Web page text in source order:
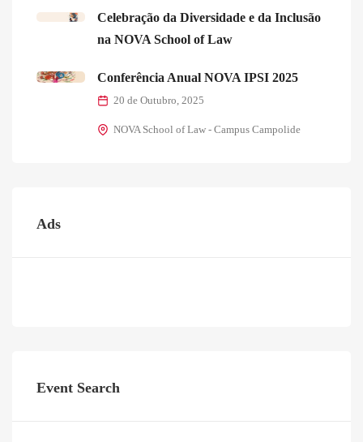
Celebração da Diversidade e da Inclusão
na NOVA School of Law
Conferência Anual NOVA IPSI 2025
20 de Outubro, 2025
NOVA School of Law - Campus Campolide
Ads
Event Search